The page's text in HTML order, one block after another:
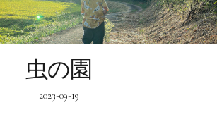
虫の園
2023-09-19